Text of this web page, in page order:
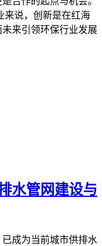
来说，创新是在红海
来引领环保行业发展
水管网建设与
成为当前城市供排水